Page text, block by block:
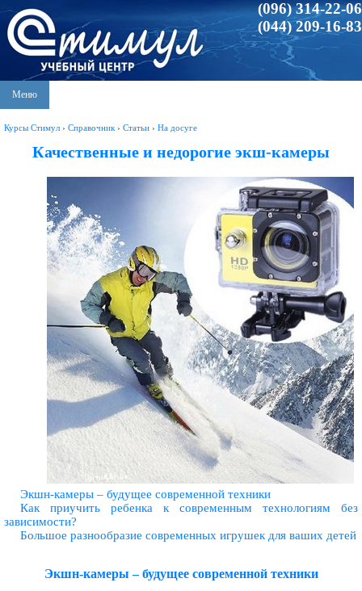
(096) 314-22-06
(044) 209-16-83
Меню
Курсы Стимул › Справочник › Статьи › На досуге
Качественные и недорогие экш-камеры
Экшн-камеры – будущее современной техники
Как приучить ребенка к современным технологиям без
зависимости?
Большое разнообразие современных игрушек для ваших детей
Экшн-камеры – будущее современной техники